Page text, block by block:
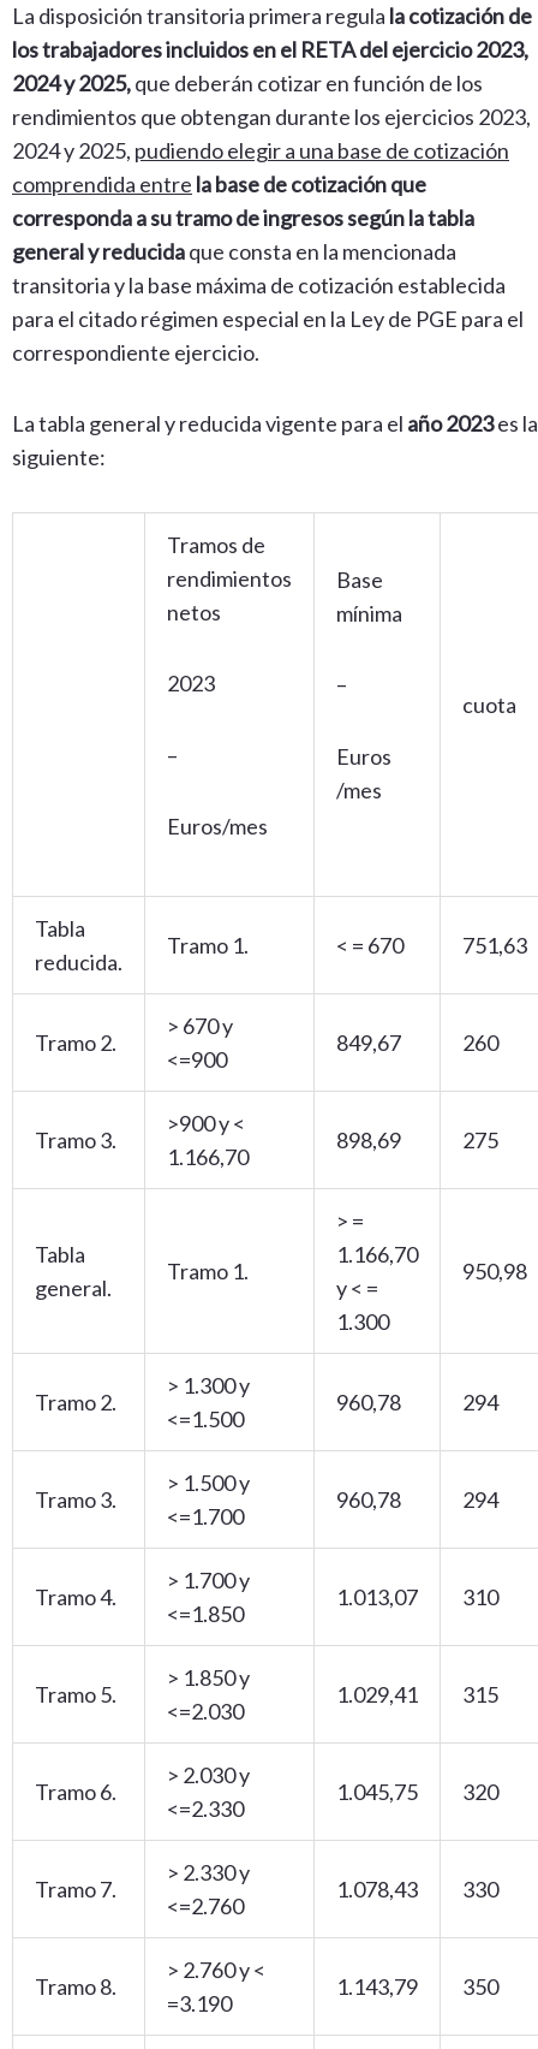
La disposición transitoria primera regula la cotización de
los trabajadores incluidos en el RETA del ejercicio 2023,
2024 y 2025,que deberán cotizar en función de los
rendimientos que obtengan durante los ejercicios 2023,
2024 y 2025, pudiendo elegir a una base de cotización
comprendida entre la base de cotización que
corresponda a su tramo de ingresos según la tabla
general y reducidaque consta en la mencionada
transitoria y la base máxima de cotización establecida
para el citado régimen especial en la Ley de PGE para el
correspondiente ejercicio.
La tabla general y reducida vigente para el año 2023es la
siguiente:
Tramos de
rendimientos
netos
2023
–
Euros/mes
Base
mínima
–
Euros
/mes
cuota
Tabla
reducida.
Tramo 1. < = 670 751,63
Tramo 2.
> 670 y
<=900
849,67 260
Tramo 3.
>900 y <
1.166,70
898,69 275
Tabla
general.
Tramo 1.
> =
1.166,70
y < =
1.300
950,98
Tramo 2.
> 1.300 y
<=1.500
960,78 294
Tramo 3.
> 1.500 y
<=1.700
960,78 294
Tramo 4.
> 1.700 y
<=1.850
1.013,07 310
Tramo 5.
> 1.850 y
<=2.030
1.029,41 315
Tramo 6.
> 2.030 y
<=2.330
1.045,75 320
Tramo 7.
> 2.330 y
<=2.760
1.078,43 330
Tramo 8.
> 2.760 y <
=3.190
1.143,79 350